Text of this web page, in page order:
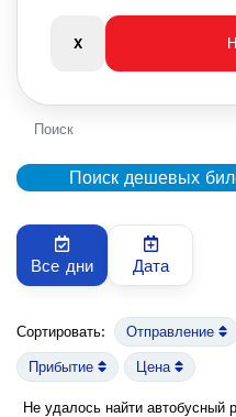
Поиск
Поиск дешевых
Все дни Дата
Сортировать: Отправление
Прибытие Цена
Не удалось найти автобусный